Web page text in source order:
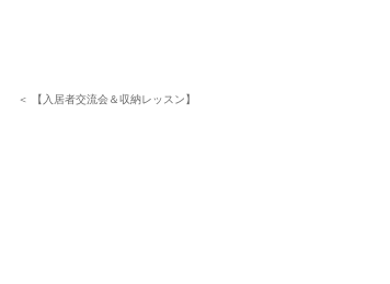
＜ 【入居者交流会＆収納レッスン】